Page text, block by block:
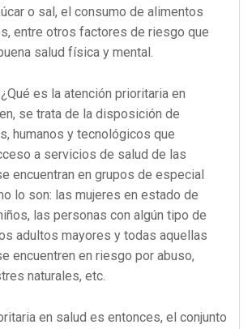
o sal, el consumo de alimentos
entre otros factores de riesgo que
salud física y mental.
es la atención prioritaria en
se trata de la disposición de
humanos y tecnológicos que
a servicios de salud de las
encuentran en grupos de especial
lo son: las mujeres en estado de
las personas con algún tipo de
adultos mayores y todas aquellas
encuentren en riesgo por abuso,
naturales, etc.
en salud es entonces, el conjunto